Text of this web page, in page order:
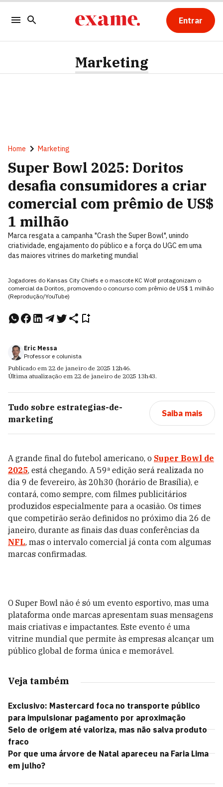
Entrar
Marketing
Home Marketing
Super Bowl 2025: Doritos
desafia consumidores a criar
comercial com prêmio de US$
1 milhão
Marca resgata a campanha "Crash the Super Bowl", unindo
criatividade, engajamento do público e a força do UGC em uma
das maiores vitrines do marketing mundial
Jogadores do Kansas City Chiefs e o mascote KC Wolf protagonizam o
comercial da Doritos, promovendo o concurso com prêmio de US$ 1 milhão
(Reprodução/YouTube)
Eric Messa
Professor e colunista
Publicado em 22 de janeiro de 2025 12h46.
Última atualização em 22 de janeiro de 2025 13h43.
Tudo sobre estrategias-de-
marketing
Saiba mais
A grande final do futebol americano, o Super Bowl de
2025, está chegando. A 59ª edição será realizada no
dia 9 de fevereiro, às 20h30 (horário de Brasília), e
contará, como sempre, com filmes publicitários
produzidos especialmente para a ocasião. Os times
que competirão serão definidos no próximo dia 26 de
janeiro, durante as finais das duas conferências da
NFL, mas o intervalo comercial já conta com algumas
marcas confirmadas.
O Super Bowl não é só um evento esportivo, mas uma
plataforma onde marcas apresentam suas mensagens
mais criativas e impactantes. Este evento é uma
vitrine mundial que permite às empresas alcançar um
público global de forma única e memorável.
Veja também
Exclusivo: Mastercard foca no transporte público
para impulsionar pagamento por aproximação
Selo de origem até valoriza, mas não salva produto
fraco
Por que uma árvore de Natal apareceu na Faria Lima
em julho?